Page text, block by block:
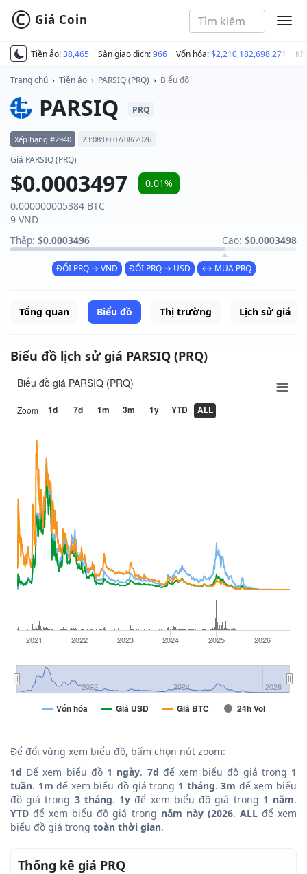
Tiền ảo:38,465 Sàn giao dịch:966 Vốn hóa:$2,210,182,698,271
© Giá Coin
Trang chủ › Tiền ảo › PARSIQ (PRQ) › Biểu đồ
PARSIQ PRQ
Xếp hạng #2940 23:08:00 07/08/2026
Giá PARSIQ (PRQ)
$0.0003497
0.01%
0.000000005384 BTC
9 VND
Thấp: $0.0003496 Cao: $0.0003498
ĐỔI PRQ → VND ĐỔI PRQ → USD ↔ MUA PRQ
Tổng quan Biểu đồ Thị trường Lịch sử giá
Biểu đồ lịch sử giá PARSIQ (PRQ)
Zoom 1d 7d 1m 3m 1y YTD ALL
Biểu đồ giá PARSIQ (PRQ)
Vốn hóa Giá USD Giá BTC 24h Vol
2021 2022 2023 2024 2025 2026
2022 2024 2026
Để đổi vùng xem biểu đồ, bấm chọn nút zoom:
1d Để xem biểu đồ 1 ngày. 7d để xem biểu đồ giá trong 1
tuần. 1m để xem biểu đồ giá trong 1 tháng.3m để xem biểu
đồ giá trong 3 tháng. 1y để xem biểu đồ giá trong 1 năm.
YTD để xem biểu đồ giá trong năm này (2026. ALLđể xem
biểu đồ giá trong toàn thời gian.
Thống kê giá PRQ